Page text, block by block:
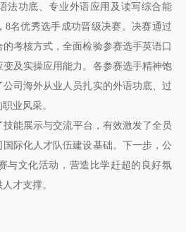
法功底、专业外语应用及读写综合能
8名优秀选手成功晋级决赛。决赛通过
考核方式，全面检验参赛选手英语口
及实操应用能力。各参赛选手精神饱
司海外从业人员扎实的外语功底、过
业风采。
能展示与交流平台，有效激发了全员
际化人才队伍建设基础。下一步，公
与文化活动，营造比学赶超的良好氛
才支撑。